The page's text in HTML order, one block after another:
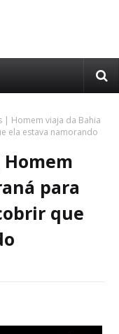
| Homem viaja da Bahia
ela estava namorando
para
que